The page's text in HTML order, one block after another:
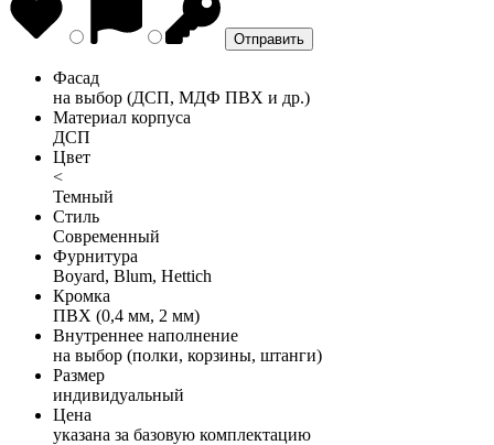
Фасад
на выбор (ДСП, МДФ ПВХ и др.)
Материал корпуса
ДСП
Цвет
<
Темный
Стиль
Современный
Фурнитура
Boyard, Blum, Hettich
Кромка
ПВХ (0,4 мм, 2 мм)
Внутреннее наполнение
на выбор (полки, корзины, штанги)
Размер
индивидуальный
Цена
указана за базовую комплектацию